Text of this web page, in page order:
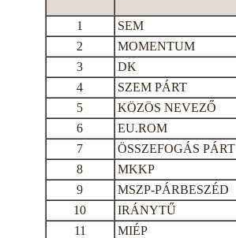
1
SEM
2
MOMENTUM
3
DK
4
SZEM PÁRT
5
KÖZÖS NEVEZŐ
6
EU.ROM
7
ÖSSZEFOGÁS PÁRT
8
MKKP
9
MSZP-PÁRBESZÉD
10
IRÁNYTŰ
11
MIÉP